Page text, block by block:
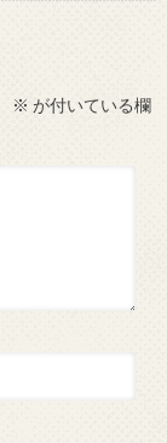
※ が付いている欄